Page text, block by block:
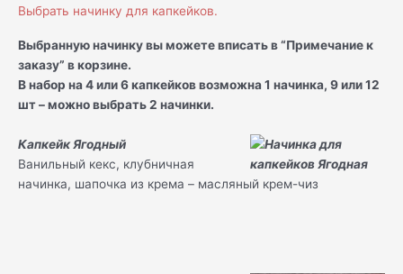
Выбрать начинку для капкейков.
Выбранную начинку вы можете вписать в “Примечание к
заказу” в корзине.
В набор на 4 или 6 капкейков возможна 1 начинка, 9 или 12
шт – можно выбрать 2 начинки.
Капкейк Ягодный
Ванильный кекс, клубничная
начинка, шапочка из крема – масляный крем-чиз